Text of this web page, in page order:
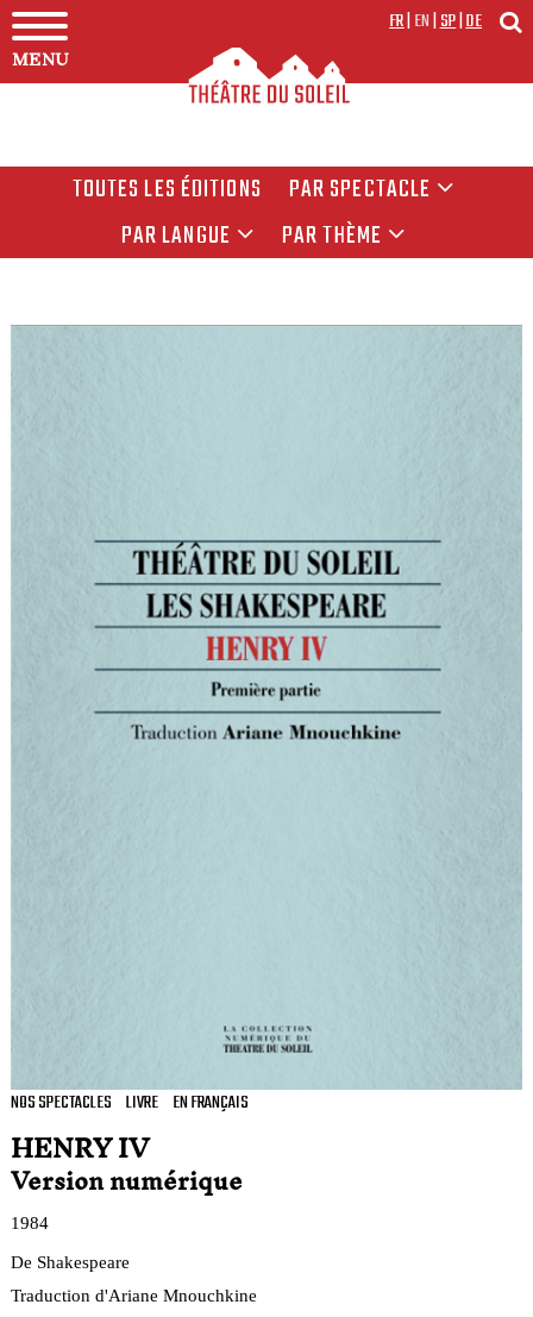
MENU
FR|EN|SP|DE
TOUTES LES ÉDITIONS
PAR SPECTACLE
PAR LANGUE
PAR THÈME
NOS SPECTACLES LIVRE EN FRANÇAIS
HENRY IV
Version numérique
1984
De Shakespeare
Traduction d'Ariane Mnouchkine